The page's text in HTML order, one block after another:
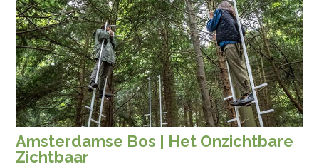
Amsterdamse Bos | Het Onzichtbare
Zichtbaar